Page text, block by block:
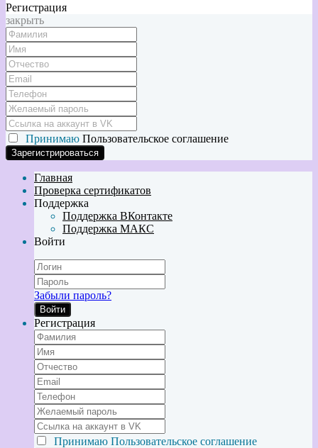
Регистрация
закрыть
Принимаю Пользовательское соглашение
Главная
Проверка сертификатов
Поддержка
Поддержка ВКонтакте
Поддержка МАКС
Войти
Забыли пароль?
Войти
Регистрация
Принимаю Пользовательское соглашение